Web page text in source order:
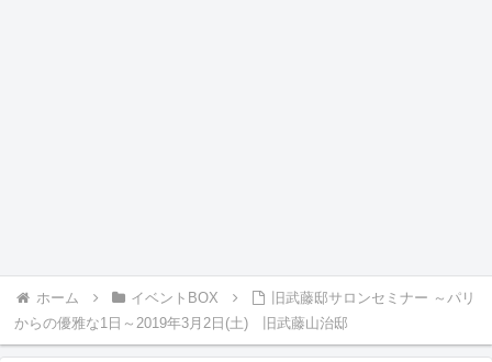
ホーム イベントBOX
旧武藤邸サロンセミナー ～パリ
からの優雅な1日～2019年3月2日(土) 旧武藤山治邸